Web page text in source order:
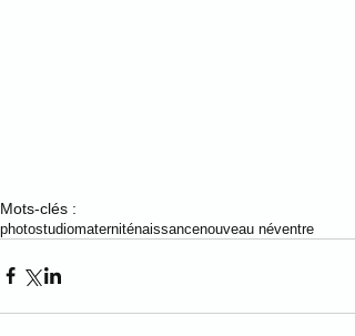
Mots-clés :
photostudiomaterniténaissancenouveau néventre